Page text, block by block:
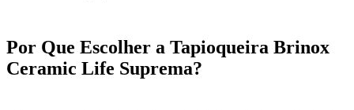
Por Que Escolher a Tapioqueira Brinox
Ceramic Life Suprema?